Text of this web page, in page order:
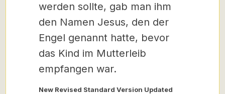
werden sollte, gab man ihm
den Namen Jesus, den der
Engel genannt hatte, bevor
das Kind im Mutterleib
empfangen war.
New Revised Standard Version Updated